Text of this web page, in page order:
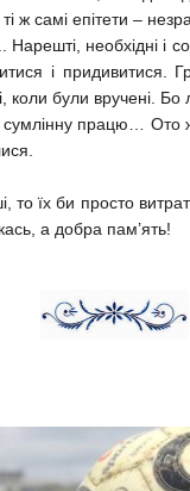
ж самі епітети –
необхідні і
і
коли були вручені. Бо
працю… Ото
то їх би просто
а добра пам’ять!